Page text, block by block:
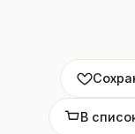
В